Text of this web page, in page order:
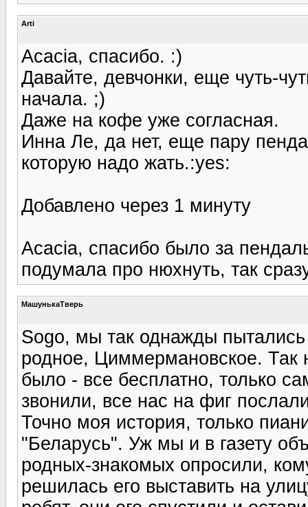
Arti
Acacia, спасибо. :)
Давайте, девчонки, еще чуть-
начала. ;)
Даже на кофе уже согласная.
Инна Ле, да нет, еще пару
которую надо жать.:yes:
Добавлено через 1 минуту
Acacia, спасибо было за
подумала про нюхнуть, так
МашунькаТверь
Sogo, мы так однажды пытались
родное, Циммермановское. Так
было - все бесплатно, только
звонили, все нас на фиг
Точно моя история, только
"Беларусь". Уж мы и в газету
родных-знакомых опросили,
решилась его выставить на